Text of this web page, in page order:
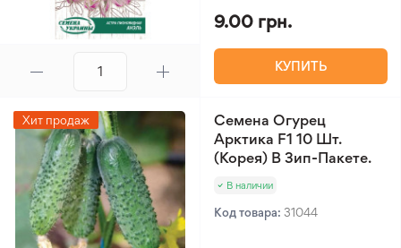
9.00 грн.
КУПИТЬ
Хит продаж
Семена Огурец
Арктика F1 10 Шт.
(Корея) В Зип-Пакете.
В наличии
Код товара: 31044